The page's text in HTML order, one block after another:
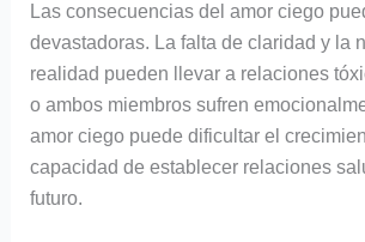
Las consecuencias del amor ciego
devastadoras. La falta de claridad y la
realidad pueden llevar a relaciones
o ambos miembros sufren
amor ciego puede dificultar el
capacidad de establecer relaciones
futuro.